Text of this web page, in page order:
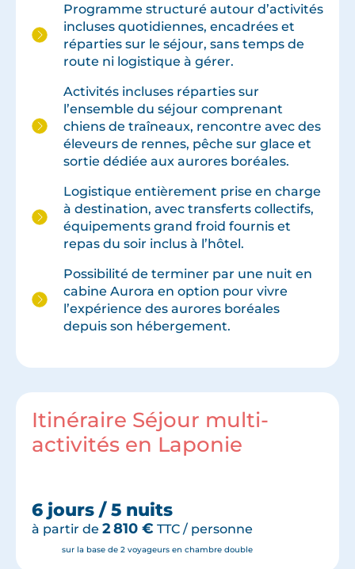
Programme structuré autour d’activités
incluses quotidiennes, encadrées et
réparties sur le séjour, sans temps de
route ni logistique à gérer.
Activités incluses réparties sur
l’ensemble du séjour comprenant
chiens de traîneaux, rencontre avec des
éleveurs de rennes, pêche sur glace et
sortie dédiée aux aurores boréales.
Logistique entièrement prise en charge
à destination, avec transferts collectifs,
équipements grand froid fournis et
repas du soir inclus à l’hôtel.
Possibilité de terminer par une nuit en
cabine Aurora en option pour vivre
l’expérience des aurores boréales
depuis son hébergement.
Itinéraire Séjour multi-
activités en Laponie
6 jours / 5 nuits
à partir de 2 810 € TTC / personne
sur la base de 2 voyageurs en chambre double